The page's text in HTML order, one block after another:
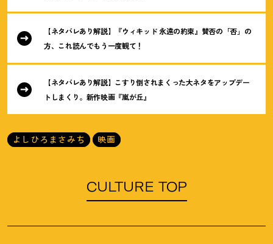
【ネタバレあり解説】『ウィキッド 永遠の約束』賛否の「否」の
方、これ読んでもう一度観て ！
【ネタバレあり解説】こすり倒されまくった大ネタをアップデー
トしまくり。新作映画『嵐が丘』
よしひろまさみち 映画
CULTURE TOP